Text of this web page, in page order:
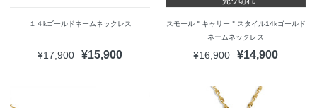
１４kゴールドネームネックレス
¥17,900 ¥15,900
スモール＂キャリー＂スタイル14kゴールド
ネームネックレス
¥16,900 ¥14,900